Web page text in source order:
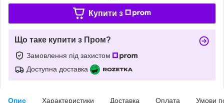
Купити з
Що таке купити з Пром?
Замовлення під захистом
Доступна доставка
Опис Характеристики Доставка Оплата Умови